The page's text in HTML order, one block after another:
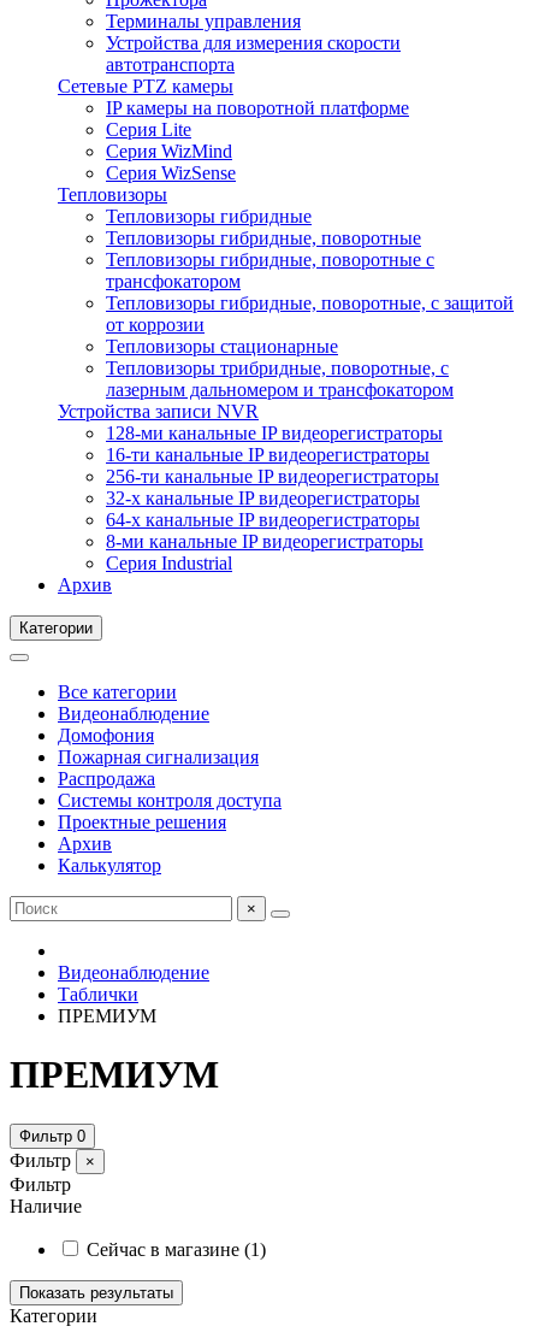
Терминалы управления
Устройства для измерения скорости
автотранспорта
Сетевые PTZ камеры
IP камеры на поворотной платформе
Серия Lite
Серия WizMind
Серия WizSense
Тепловизоры
Тепловизоры гибридные
Тепловизоры гибридные, поворотные
Тепловизоры гибридные, поворотные с
трансфокатором
Тепловизоры гибридные, поворотные, с защитой
от коррозии
Тепловизоры стационарные
Тепловизоры трибридные, поворотные, с
лазерным дальномером и трансфокатором
Устройства записи NVR
128-ми канальные IP видеорегистраторы
16-ти канальные IP видеорегистраторы
256-ти канальные IP видеорегистраторы
32-х канальные IP видеорегистраторы
64-х канальные IP видеорегистраторы
8-ми канальные IP видеорегистраторы
Серия Industrial
Архив
Категории
Все категории
Видеонаблюдение
Домофония
Пожарная сигнализация
Распродажа
Системы контроля доступа
Проектные решения
Архив
Калькулятор
×
Видеонаблюдение
Таблички
ПРЕМИУМ
ПРЕМИУМ
Фильтр 0
Фильтр ×
Фильтр
Наличие
Сейчас в магазине (1)
Показать результаты
Категории